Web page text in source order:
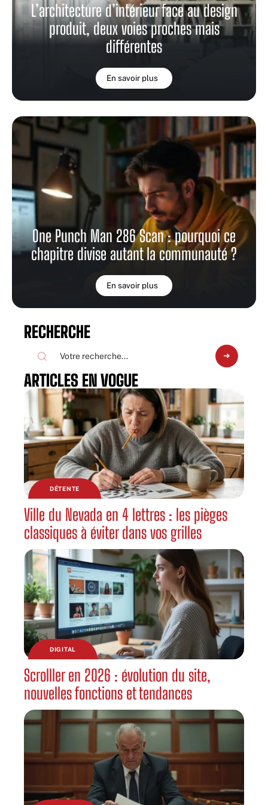
L’architecture d’intérieur face au design
produit, deux voies proches mais
différentes
En savoir plus
One Punch Man 286 Scan : pourquoi ce
chapitre divise autant la communauté ?
En savoir plus
RECHERCHE
ARTICLES EN VOGUE
DÉTENTE
Ville du Nevada en 4 lettres : les pièges
classiques à éviter dans vos grilles
DIGITAL
Scrolller en 2026 : évolution du site,
nouvelles fonctions et tendances